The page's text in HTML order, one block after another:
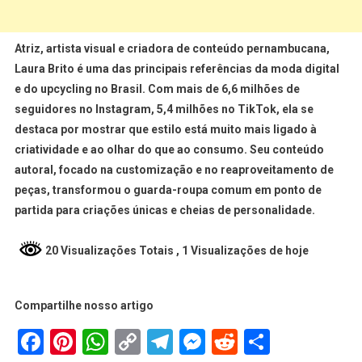
Atriz, artista visual e criadora de conteúdo pernambucana,
Laura Brito é uma das principais referências da moda digital
e do upcycling no Brasil. Com mais de 6,6 milhões de
seguidores no Instagram, 5,4 milhões no TikTok, ela se
destaca por mostrar que estilo está muito mais ligado à
criatividade e ao olhar do que ao consumo. Seu conteúdo
autoral, focado na customização e no reaproveitamento de
peças, transformou o guarda-roupa comum em ponto de
partida para criações únicas e cheias de personalidade.
20 Visualizações Totais , 1 Visualizações de hoje
Compartilhe nosso artigo
Facebook
Pinterest
WhatsApp
CopyTelegram
Messenger
Reddit
Share